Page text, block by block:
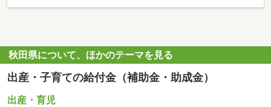
秋田県について、ほかのテーマを見る
出産・子育ての給付金（補助金・助成金）
出産・育児